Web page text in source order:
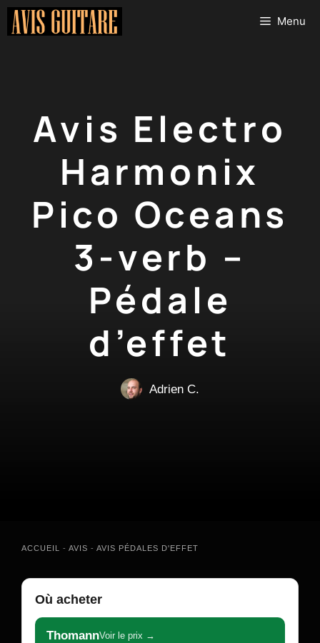
Aller
Menu
Avis Electro
Harmonix
Pico Oceans
3-verb –
Pédale
d’effet
Adrien C.
ACCUEIL - AVIS - AVIS PÉDALES D'EFFET
Où acheter
ThomannVoir le prix →